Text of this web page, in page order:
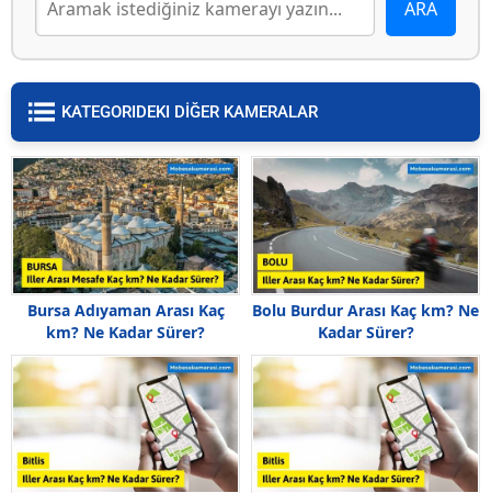
KATEGORIDEKI DİĞER KAMERALAR
Bursa Adıyaman Arası Kaç
km? Ne Kadar Sürer?
Bolu Burdur Arası Kaç km? Ne
Kadar Sürer?